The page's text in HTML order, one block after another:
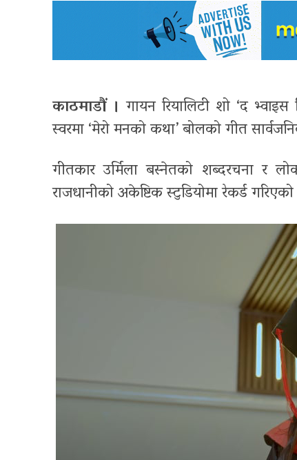
काठमाडौं । गायन रियालिटी शो ‘द
स्वरमा ‘मेरो मनको कथा’ बोलको गीत
गीतकार उर्मिला बस्नेतको शब्दरचना र
राजधानीको अकेष्टिक स्टुडियोमा रेकर्ड गरिएको